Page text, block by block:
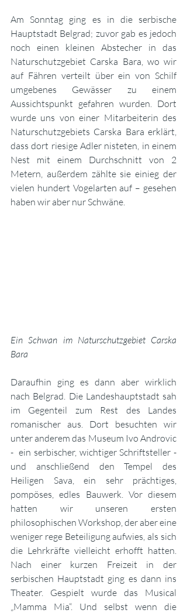
Am Sonntag ging es in die serbische
Hauptstadt Belgrad; zuvor gab es jedoch
noch einen kleinen Abstecher in das
Naturschutzgebiet Carska Bara, wo wir
auf Fähren verteilt über ein von Schilf
umgebenes Gewässer zu einem
Aussichtspunkt gefahren wurden. Dort
wurde uns von einer Mitarbeiterin des
Naturschutzgebiets Carska Bara erklärt,
dass dort riesige Adler nisteten, in einem
Nest mit einem Durchschnitt von 2
Metern, außerdem zählte sie einieg der
vielen hundert Vogelarten auf – gesehen
haben wir aber nur Schwäne.
Ein Schwan im Naturschutzgebiet Carska
Bara
Daraufhin ging es dann aber wirklich
nach Belgrad. Die Landeshauptstadt sah
im Gegenteil zum Rest des Landes
romanischer aus. Dort besuchten wir
unter anderem das Museum Ivo Androvic
-  ein serbischer, wichtiger Schriftsteller -
und anschließend den Tempel des
Heiligen Sava, ein sehr prächtiges,
pompöses, edles Bauwerk. Vor diesem
hatten wir unseren ersten
philosophischen Workshop, der aber eine
weniger rege Beteiligung aufwies, als sich
die Lehrkräfte vielleicht erhofft hatten.
Nach einer kurzen Freizeit in der
serbischen Hauptstadt ging es dann ins
Theater. Gespielt wurde das Musical
„Mamma Mia“. Und selbst wenn die